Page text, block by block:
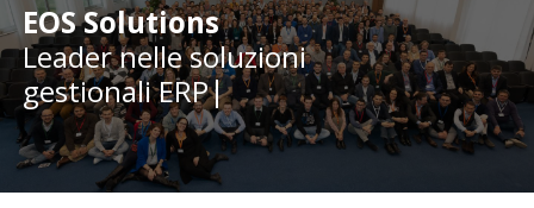
EOS Solutions
EOS Solutions
Leader nelle soluzioni
gestionali ERP e
Leader nelle soluzioni
gestionali ERP e CRM
Microsoft Dynamics